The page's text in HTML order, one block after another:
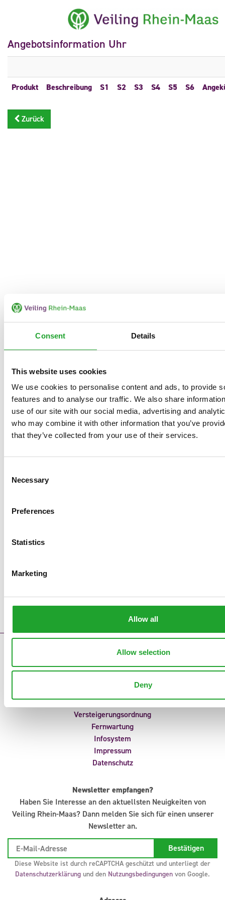
Consent Details
This website uses cookies
We use cookies to personalise content and ads, to provide
features and to analyse our traffic. We also share
use of our site with our social media, advertising and
who may combine it with other information that you’ve
that they’ve collected from your use of their services.
Selection
Necessary
Preferences
Statistics
Marketing
Allow all
Allow selection
Deny
Angebotsinformation Uhr
Produkt Beschreibung S1 S2 S3 S4 S5 S6
Zurück
Kontakt
Störungsmeldungen
Anliefermeldungen
Uhrvorverkauf
Versteigerungsordnung
Fernwartung
Infosystem
Impressum
Datenschutz
Newsletter empfangen?
Haben Sie Interesse an den aktuellsten Neuigkeiten von
Veiling Rhein-Maas? Dann melden Sie sich für einen unserer
Newsletter an.
Diese Website ist durch reCAPTCHA geschützt und unterliegt der
Datenschutzerklärung und den Nutzungsbedingungen von Google.